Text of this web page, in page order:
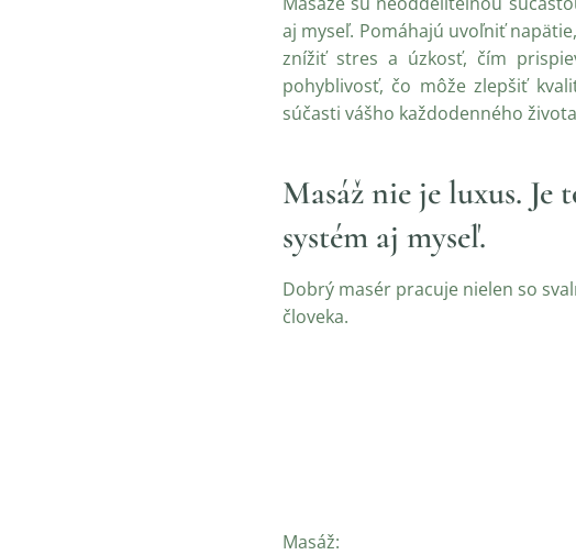
aj myseľ. Pomáhajú uvoľniť
znížiť stres a úzkosť, čím
pohyblivosť, čo môže zlepšiť
súčasti vášho každodenného
Masáž nie je luxus.
systém aj myseľ.
Dobrý masér pracuje nielen so
človeka.
Masáž: